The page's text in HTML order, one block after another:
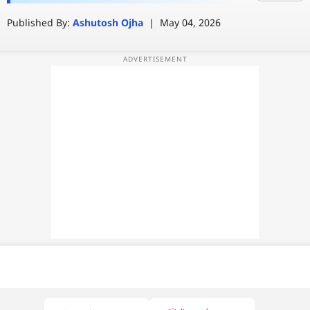
वेब स्टोरी
कैसे करें ठंडा
Published By: Ashutosh Ojha | May 04, 2026